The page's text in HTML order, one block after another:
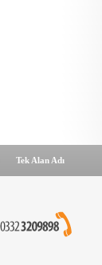
Tek Alan Adı